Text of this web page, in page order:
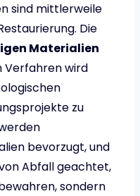
sind mittlerweile
Die
Materialien
Verfahren wird
zu
bevorzugt, und
Abfall geachtet,
sondern